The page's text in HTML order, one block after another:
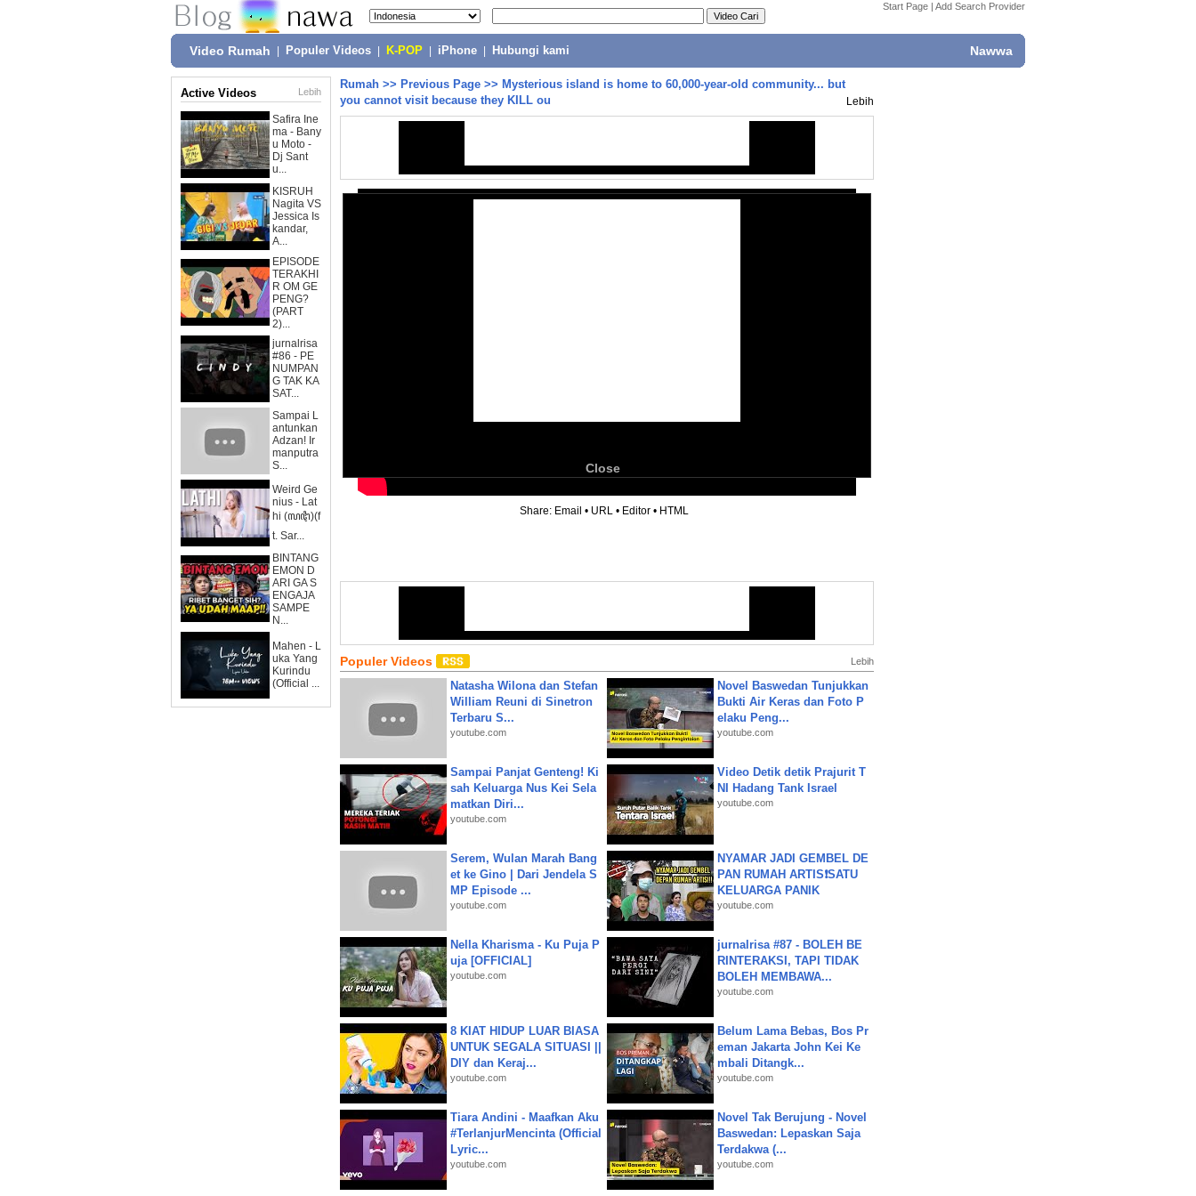
Start Page | Add Search Provider
Video Rumah Populer Videos K-POP iPhone Hubungi kami Nawwa
Active Videos Lebih
Safira Ine
ma - Bany
u Moto -
Dj Sant
u...
KISRUH
Nagita VS
Jessica Is
kandar,
A...
EPISODE
TERAKHI
R OM GE
PENG?
(PART
2)...
jurnalrisa
#86 - PE
NUMPAN
G TAK KA
SAT...
Sampai L
antunkan
Adzan! Ir
manputra
S...
Weird Ge
nius - Lat
hi (ꦭꦛꦶ)(f
t. Sar...
BINTANG
EMON D
ARI GA S
ENGAJA
SAMPE
N...
Mahen - L
uka Yang
Kurindu
(Official ...
Rumah >> Previous Page >> Mysterious island is home to 60,000-year-old community... but
you cannot visit because they KILL ou
Lebih
Close
Share: Email • URL • Editor • HTML
Populer Videos Lebih
Natasha Wilona dan Stefan
William Reuni di Sinetron
Terbaru S...
youtube.com
Novel Baswedan Tunjukkan
Bukti Air Keras dan Foto P
elaku Peng...
youtube.com
Sampai Panjat Genteng! Ki
sah Keluarga Nus Kei Sela
matkan Diri...
youtube.com
Video Detik detik Prajurit T
NI Hadang Tank Israel
youtube.com
Serem, Wulan Marah Bang
et ke Gino | Dari Jendela S
MP Episode ...
youtube.com
NYAMAR JADI GEMBEL DE
PAN RUMAH ARTIS❗SATU
KELUARGA PANIK
youtube.com
Nella Kharisma - Ku Puja P
uja [OFFICIAL]
youtube.com
jurnalrisa #87 - BOLEH BE
RINTERAKSI, TAPI TIDAK
BOLEH MEMBAWA...
youtube.com
8 KIAT HIDUP LUAR BIASA
UNTUK SEGALA SITUASI ||
DIY dan Keraj...
youtube.com
Belum Lama Bebas, Bos Pr
eman Jakarta John Kei Ke
mbali Ditangk...
youtube.com
Tiara Andini - Maafkan Aku
#TerlanjurMencinta (Official
Lyric...
youtube.com
Novel Tak Berujung - Novel
Baswedan: Lepaskan Saja
Terdakwa (...
youtube.com